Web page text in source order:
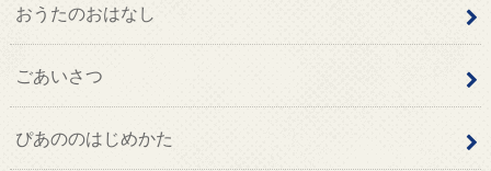
おうたのおはなし
ごあいさつ
ぴあののはじめかた